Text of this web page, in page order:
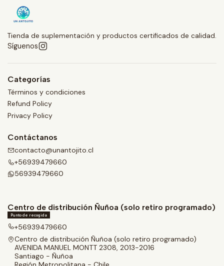
Tienda de suplementación y productos certificados de calidad.
Síguenos
Categorías
Términos y condiciones
Refund Policy
Privacy Policy
Contáctanos
contacto@unantojito.cl
+56939479660
56939479660
Centro de distribución Ñuñoa (solo retiro programado)
Punto de recogida
+56939479660
Centro de distribución Ñuñoa (solo retiro programado)
AVENIDA MANUEL MONTT 2308, 2013-2016
Santiago - Ñuñoa